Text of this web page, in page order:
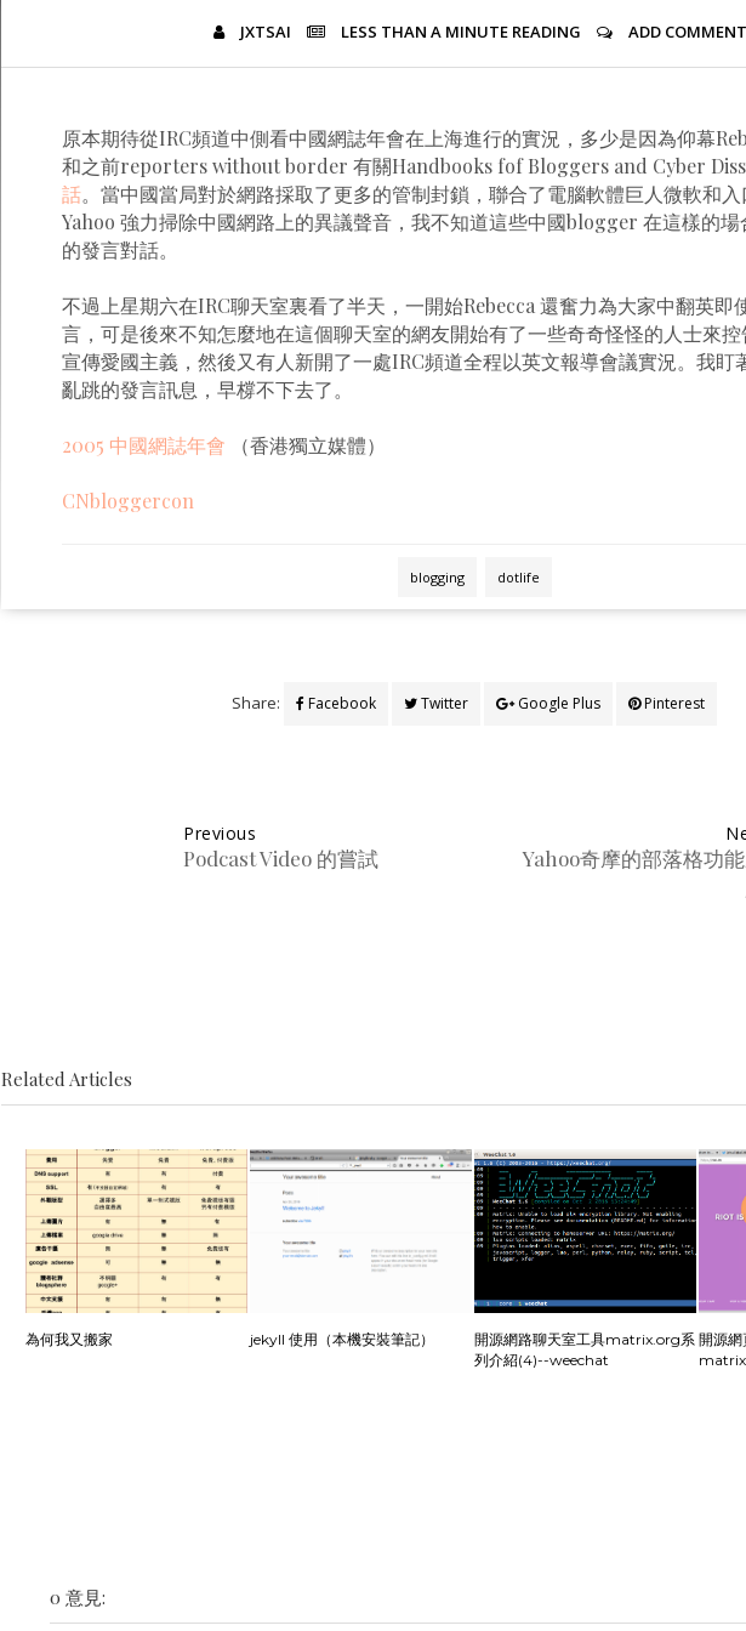
JXTSAI LESS THAN A MINUTE READING ADD COMMENT
原本期待從IRC頻道中側看中國網誌年會在上海進行的實況，多少是因為仰幕
和之前reporters without border 有關Handbooks fof Bloggers and Cyber
話。當中國當局對於網路採取了更多的管制封鎖，聯合了電腦軟體巨人微軟和
Yahoo 強力掃除中國網路上的異議聲音，我不知道這些中國blogger 在這樣的場
的發言對話。
不過上星期六在IRC聊天室裏看了半天，一開始Rebecca 還奮力為大家中翻英即
言，可是後來不知怎麼地在這個聊天室的網友開始有了一些奇奇怪怪的人士來
宣傳愛國主義，然後又有人新開了一處IRC頻道全程以英文報導會議實況。我盯
亂跳的發言訊息，早橕不下去了。
2005 中國網誌年會 （香港獨立媒體）
CNbloggercon
blogging dotlife
Share: Facebook Twitter Google Plus Pinterest
Yahoo奇摩的部落格功
Previous
Podcast Video 的嘗試
Related Articles
為何我又搬家 jekyll 使用（本機安裝筆記）
開源網路聊天室工具matrix.org系
列介紹(4)--weechat
開源網
0 意見: